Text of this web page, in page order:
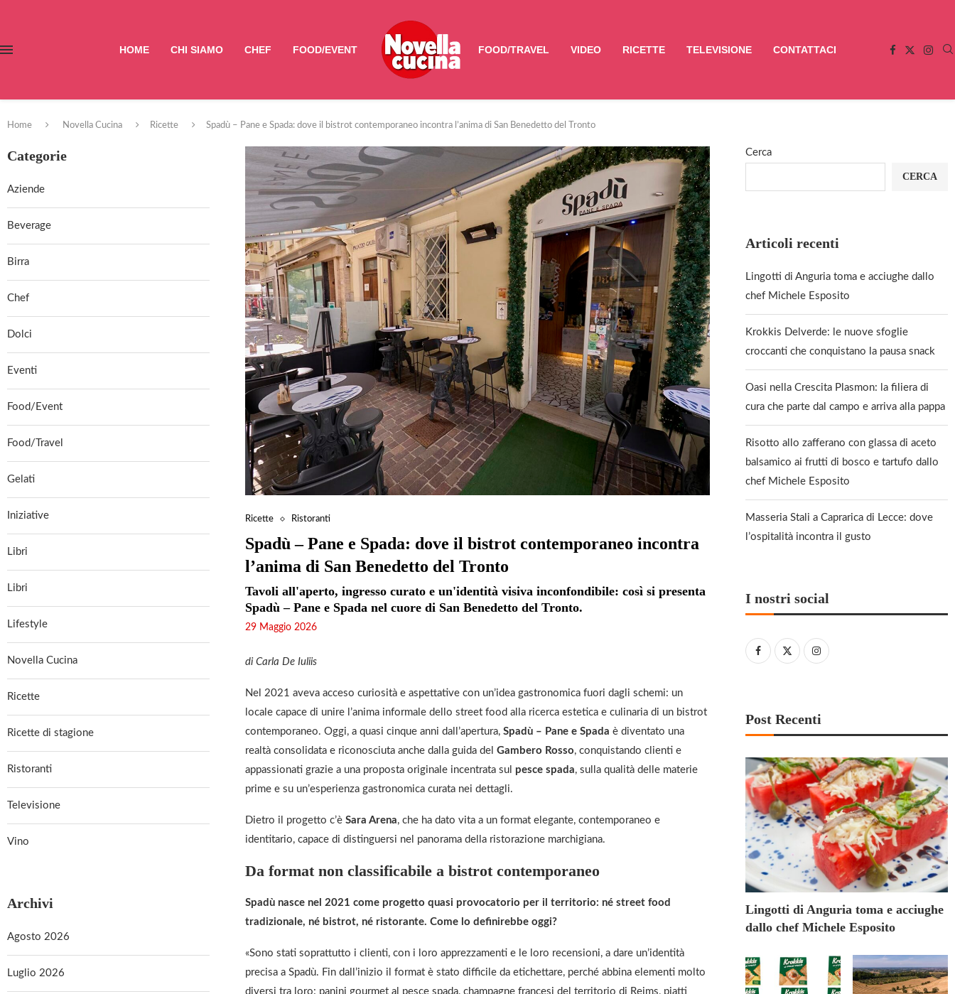
HOME CHI SIAMO CHEF FOOD/EVENT FOOD/TRAVEL VIDEO RICETTE TELEVISIONE CONTATTACI
Home Novella Cucina Ricette Spadù – Pane e Spada: dove il bistrot contemporaneo incontra l’anima di San Benedetto del Tronto
Ricette Ristoranti
Spadù – Pane e Spada: dove il bistrot contemporaneo incontra
l’anima di San Benedetto del Tronto
Tavoli all'aperto, ingresso curato e un'identità visiva inconfondibile: così si presenta
Spadù – Pane e Spada nel cuore di San Benedetto del Tronto.
29 Maggio 2026
di Carla De Iuliis
Nel 2021 aveva acceso curiosità e aspettative con un’idea gastronomica fuori dagli schemi: un
locale capace di unire l’anima informale dello street food alla ricerca estetica e culinaria di un bistrot
contemporaneo. Oggi, a quasi cinque anni dall’apertura, Spadù – Pane e Spada è diventato una
realtà consolidata e riconosciuta anche dalla guida del Gambero Rosso, conquistando clienti e
appassionati grazie a una proposta originale incentrata sul pesce spada, sulla qualità delle materie
prime e su un’esperienza gastronomica curata nei dettagli.
Dietro il progetto c’è Sara Arena, che ha dato vita a un format elegante, contemporaneo e
identitario, capace di distinguersi nel panorama della ristorazione marchigiana.
Da format non classificabile a bistrot contemporaneo
Spadù nasce nel 2021 come progetto quasi provocatorio per il territorio: né street food
tradizionale, né bistrot, né ristorante. Come lo definirebbe oggi?
«Sono stati soprattutto i clienti, con i loro apprezzamenti e le loro recensioni, a dare un’identità
precisa a Spadù. Fin dall’inizio il format è stato difficile da etichettare, perché abbina elementi molto
diversi tra loro: panini gourmet al pesce spada, champagne francesi del territorio di Reims, piatti
Cerca
CERCA
Articoli recenti
Lingotti di Anguria toma e acciughe dallo
chef Michele Esposito
Krokkis Delverde: le nuove sfoglie
croccanti che conquistano la pausa snack
Oasi nella Crescita Plasmon: la filiera di
cura che parte dal campo e arriva alla pappa
Risotto allo zafferano con glassa di aceto
balsamico ai frutti di bosco e tartufo dallo
chef Michele Esposito
Masseria Stali a Caprarica di Lecce: dove
l’ospitalità incontra il gusto
I nostri social
Post Recenti
Lingotti di Anguria toma e acciughe
dallo chef Michele Esposito
Categorie
Aziende
Beverage
Birra
Chef
Dolci
Eventi
Food/Event
Food/Travel
Gelati
Iniziative
Libri
Libri
Lifestyle
Novella Cucina
Ricette
Ricette di stagione
Ristoranti
Televisione
Vino
Archivi
Agosto 2026
Luglio 2026